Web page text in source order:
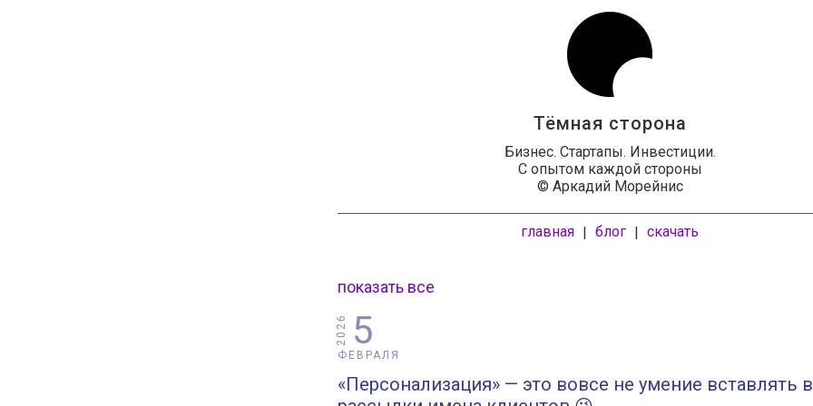
Тёмная сторона
Бизнес. Стартапы. Инвестиции.
С опытом каждой стороны
© Аркадий Морейнис
главная | блог | скачать
показать все
5
ФЕВРАЛЯ
2026
«Персонализация» — это вовсе не умение вставлять